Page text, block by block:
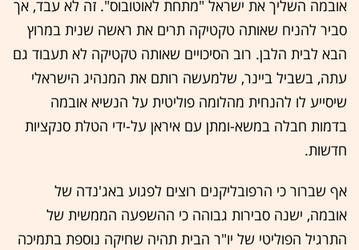
אובמה השליך את ישראל "מתחת לאוטובוס". זה לא עבד, אך
סביר להניח שאותה טקטיקה תרים את ראשה שנית במרוץ
הבא לבית הלבן. רוב הסיכויים שאותה טקטיקה לא תעבוד גם
עתה, בשביל ביינר, שלמעשה רותם את המנהיג הישראלי
שיסייע לו להנחית מהלומה פוליטית על הנשיא אובמה
בדמות חבלה במשא-ומתן עם איראן על-ידי הטלת סנקציות
חדשות.
אף שברור כי הרפובליקנים רוצים לפגוע באג'נדה של
אובמה, ישנה סבירות גבוהה כי ההשפעה הממשית של
התרגיל הפוליטי של יו"ר הבית תהיה שחיקה נוספת בתמיכה